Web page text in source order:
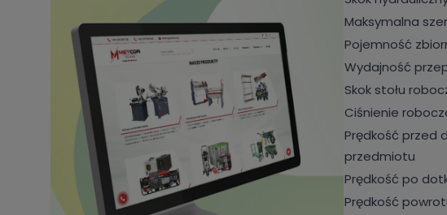
Maksymalna
Pojemność
Wydajność
Skok stołu
Ciśnienie
Prędkość przed
przedmiotu
Prędkość po
Prędkość